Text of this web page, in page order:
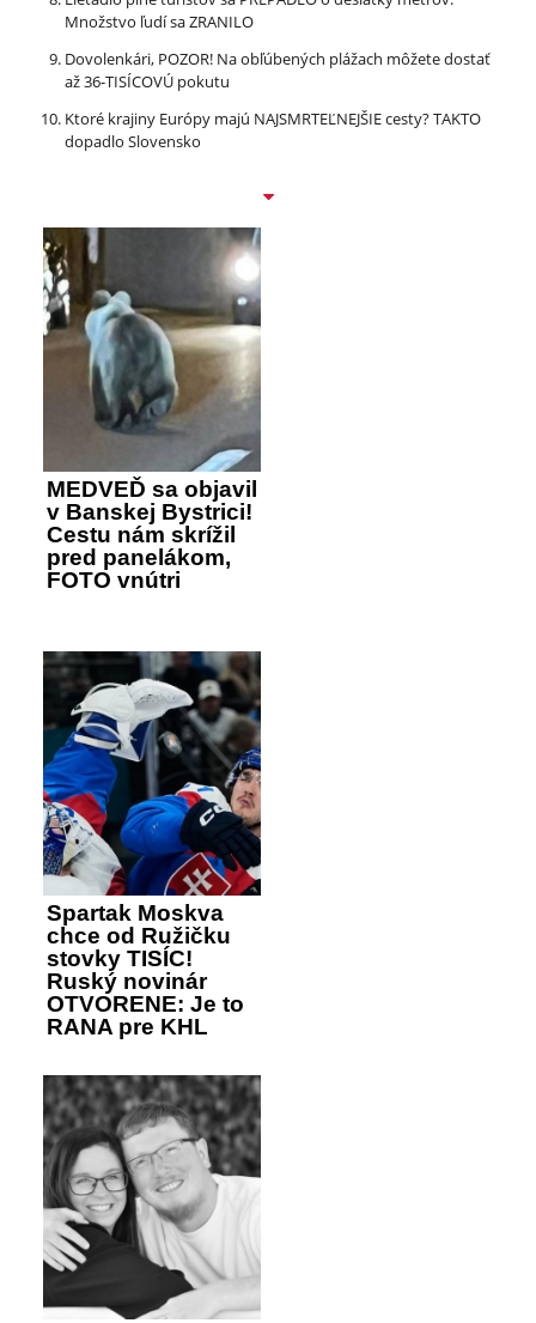
Množstvo ľudí sa ZRANILO
Dovolenkári, POZOR! Na obľúbených plážach môžete dostať
až 36-TISÍCOVÚ pokutu
Ktoré krajiny Európy majú NAJSMRTEĽNEJŠIE cesty? TAKTO
dopadlo Slovensko
MEDVEĎ sa objavil
v Banskej Bystrici!
Cestu nám skrížil
pred panelákom,
FOTO vnútri
Spartak Moskva
chce od Ružičku
stovky TISÍC!
Ruský novinár
OTVORENE: Je to
RANA pre KHL